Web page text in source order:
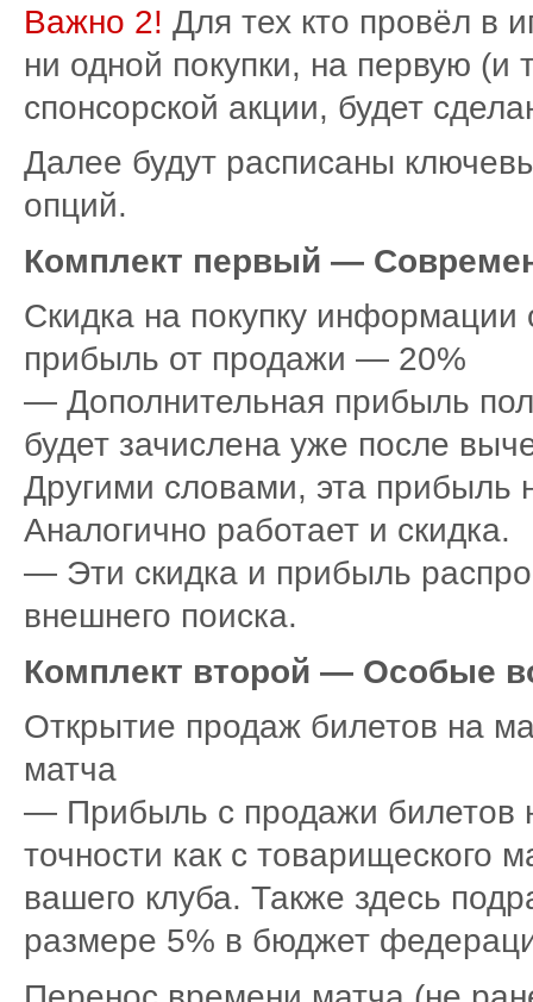
Важно 2! Для тех кто провёл в
ни одной покупки, на первую (и
спонсорской акции, будет
Далее будут расписаны
опций.
Комплект первый —
Скидка на покупку информации
прибыль от продажи — 20%
— Дополнительная прибыль
будет зачислена уже после
Другими словами, эта прибыль
Аналогично работает и скидка.
— Эти скидка и прибыль
внешнего поиска.
Комплект второй — Особые
Открытие продаж билетов на
матча
— Прибыль с продажи билетов
точности как с товарищеского
вашего клуба. Также здесь
размере 5% в бюджет